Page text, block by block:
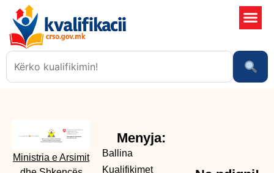
Ministria e Arsimit
Menyja:
Ballina
Kualifikimet